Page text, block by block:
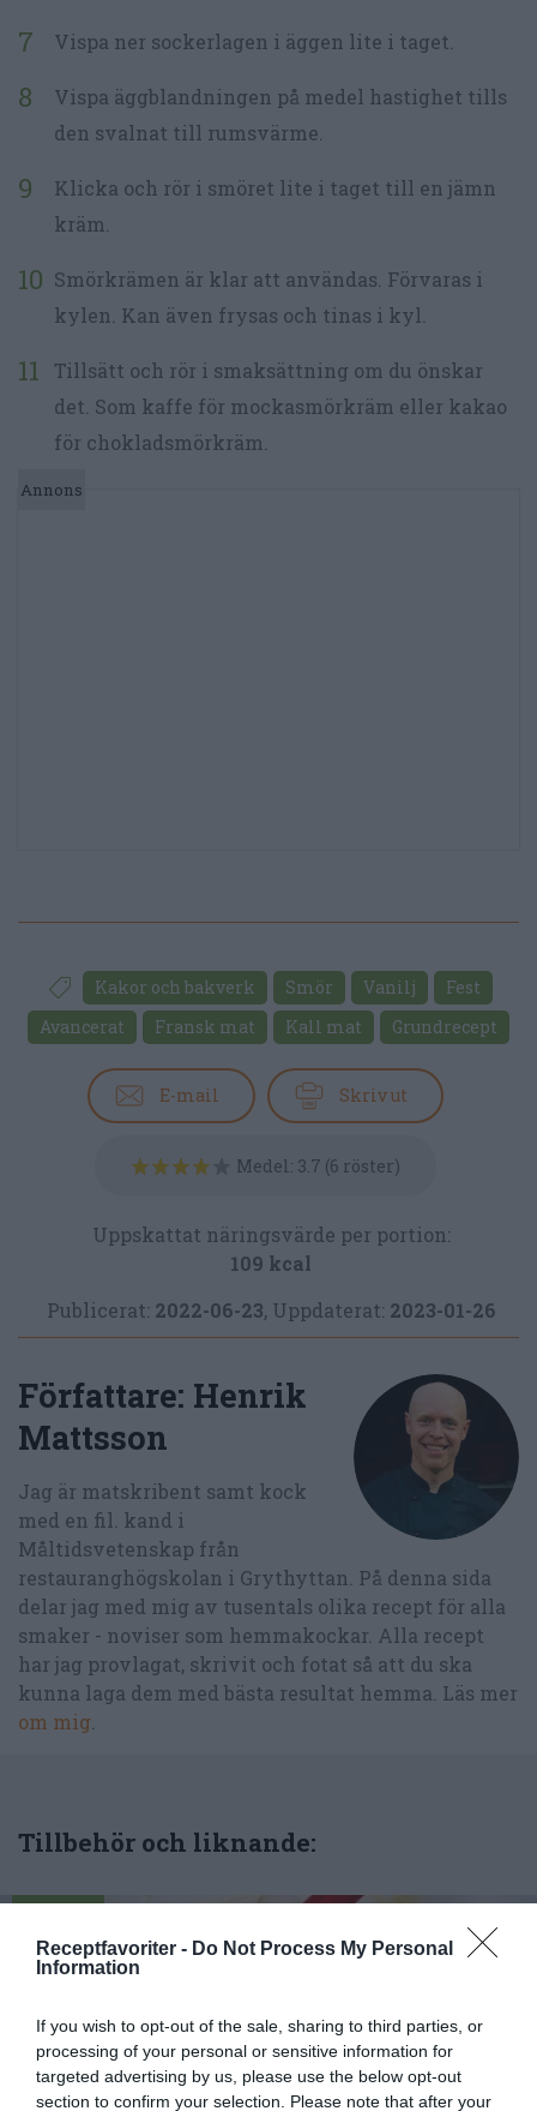
Receptfavoriter - Do Not Process My Personal
Information
If you wish to opt-out of the sale, sharing to third parties, or
processing of your personal or sensitive information for
targeted advertising by us, please use the below opt-out
section to confirm your selection. Please note that after your
Vispa ner sockerlagen i äggen lite i taget.
Vispa äggblandningen på medel hastighet tills
den svalnat till rumsvärme.
Klicka och rör i smöret lite i taget till en jämn
kräm.
Smörkrämen är klar att användas. Förvaras i
kylen. Kan även frysas och tinas i kyl.
Tillsätt och rör i smaksättning om du önskar
det. Som kaffe för mockasmörkräm eller kakao
för chokladsmörkräm.
Kakor och bakverk Smör Vanilj
Fest
Avancerat
Fransk mat Kall mat Grundrecept
E-mail Skriv ut
Medel: 3.7 (6 röster)
Uppskattat näringsvärde per portion:
109 kcal
Publicerat: 2022-06-23, Uppdaterat: 2023-01-26
Författare: Henrik
Mattsson
Jag är matskribent samt kock
med en fil. kand i
Måltidsvetenskap från
restauranghögskolan i Grythyttan. På denna sida
delar jag med mig av tusentals olika recept för alla
smaker - noviser som hemmakockar. Alla recept
har jag provlagat, skrivit och fotat så att du ska
kunna laga dem med bästa resultat hemma. Läs mer
om mig
Tillbehör och liknande: